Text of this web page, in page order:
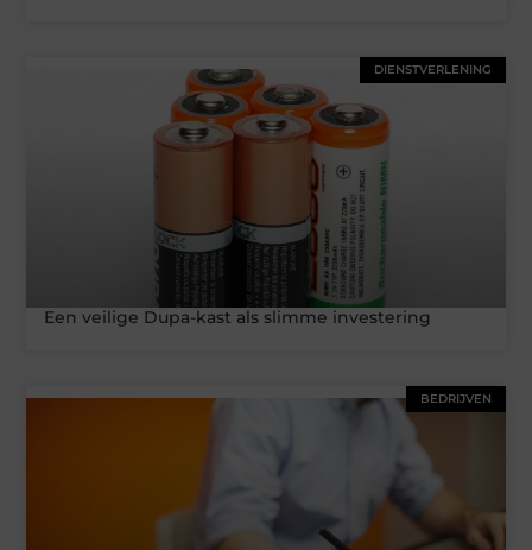
DIENSTVERLENING
Een veilige Dupa-kast als slimme investering
BEDRIJVEN